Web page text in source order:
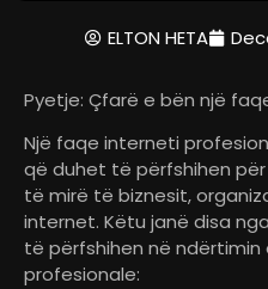
ELTON HETA
Pyetje: Çfarë e bën një
Një faqe interneti
që duhet të përfshihen
të mirë të biznesit,
internet. Këtu janë disa
të përfshihen në
profesionale: